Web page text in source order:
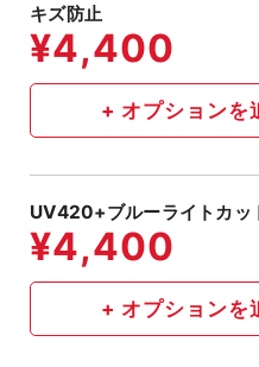
キズ防止
UV420+ブルーライトカッ